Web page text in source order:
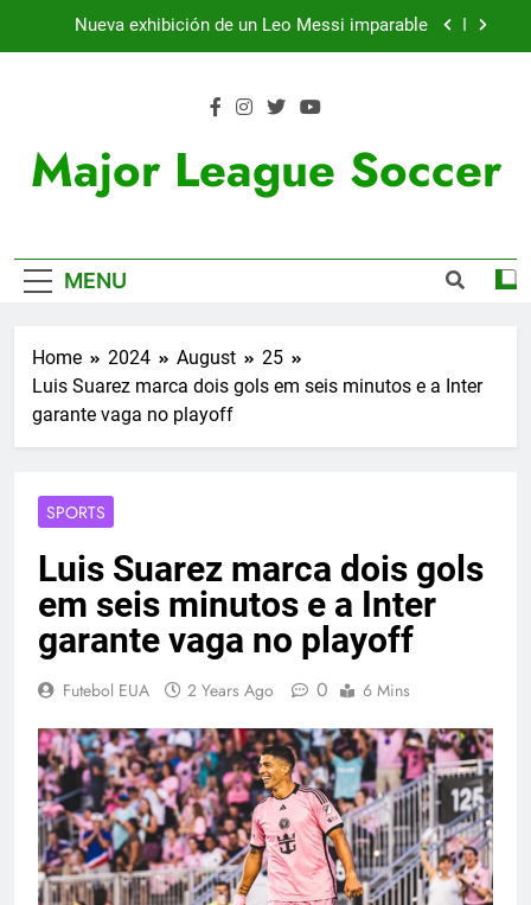
Nueva exhibición de un Leo Messi imparable
Victoria de Chicago Fire: así fue el partido de
Major League Soccer
MENU
Home 2024 August
25
Luis Suarez marca dois gols em seis minutos e a Inter
garante vaga no playoff
SPORTS
Luis Suarez marca dois gols
em seis minutos e a Inter
garante vaga no playoff
Futebol EUA 2 Years Ago 0 6 Mins